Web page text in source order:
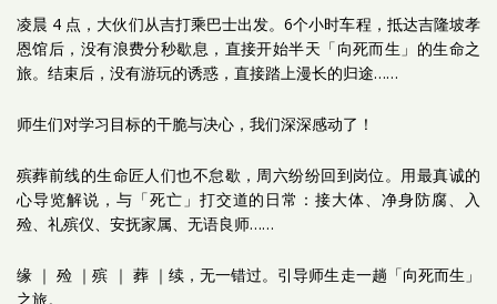
凌晨 4 点，大伙们从吉打乘巴士出发。6个小时车程，抵达吉隆坡孝
恩馆后，没有浪费分秒歇息，直接开始半天「向死而生」的生命之
旅。 结束后，没有游玩的诱惑，直接踏上漫长的归途……
师生们对学习目标的干脆与决心，我们深深感动了！
殡葬前线的生命匠人们也不怠歇，周六纷纷回到岗位。用最真诚的
心导览解说，与「死亡」打交道的日常：接大体、净身防腐、入
殓、礼殡仪、安抚家属、无语良师……
缘 ｜ 殓 ｜殡 ｜ 葬 ｜续，无一错过。引导师生走一趟「向死而生」
之旅。